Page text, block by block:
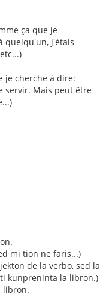
ça que je
quelqu'un, j'étais
je cherche à dire:
servir. Mais peut être
mi tion ne faris...)
de la verbo, sed la
kunpreninta la libron.)
libron.